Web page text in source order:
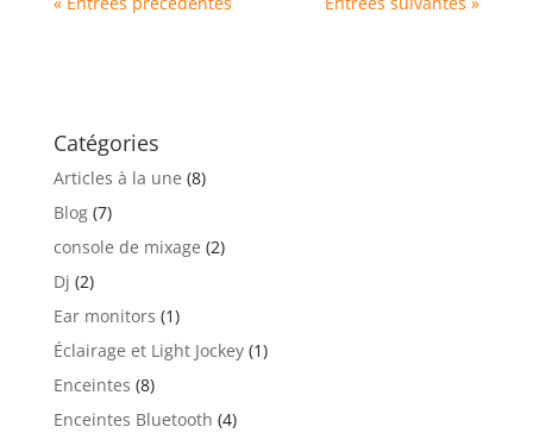
Catégories
Articles à la une (8)
Blog(7)
console de mixage (2)
Dj (2)
Ear monitors (1)
Éclairage et Light Jockey(1)
Enceintes (8)
Enceintes Bluetooth (4)